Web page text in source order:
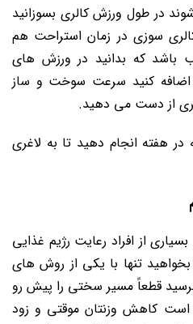
در طول ورزش کالری بسوزانید
سوزی در زمان استراحت هم
باشد که بدانید در ورزش های
کنید سرعت سوخت و ساز
از دست می دهید.
هفته انجام دهید تا به لاغری
از افراد رعایت رژیم غذایی
تنها با یکی از روش های
قطعاً مسیر سختی را پیش رو
کاهش وزنتان موقتی و زود